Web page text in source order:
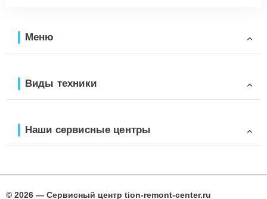
Меню
Виды техники
Наши сервисные центры
© 2026 — Сервисный центр tion-remont-center.ru